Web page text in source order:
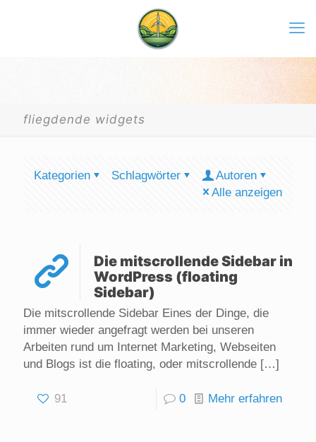
fliegdende widgets
Kategorien Schlagwörter
Autoren
Alle anzeigen
Die mitscrollende Sidebar in
WordPress (floating
Sidebar)
Die mitscrollende Sidebar Eines der Dinge, die
immer wieder angefragt werden bei unseren
Arbeiten rund um Internet Marketing, Webseiten
und Blogs ist die floating, oder mitscrollende […]
91 0 Mehr erfahren